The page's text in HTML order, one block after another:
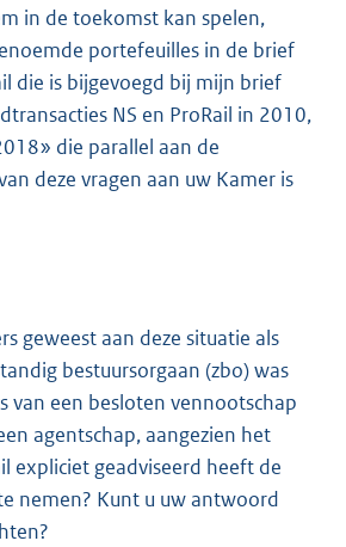
in de toekomst kan spelen,
portefeuilles in de brief
die is bijgevoegd bij mijn brief
NS en ProRail in 2010,
die parallel aan de
deze vragen aan uw Kamer is
geweest aan deze situatie als
bestuursorgaan (zbo) was
van een besloten vennootschap
agentschap, aangezien het
expliciet geadviseerd heeft de
nemen? Kunt u uw antwoord